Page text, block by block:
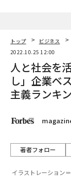
トップ ビジネス
2022.10.25 12:00
人と社会を
し」企業ベ
主義ランキ
著者フォロー
イラストレーション